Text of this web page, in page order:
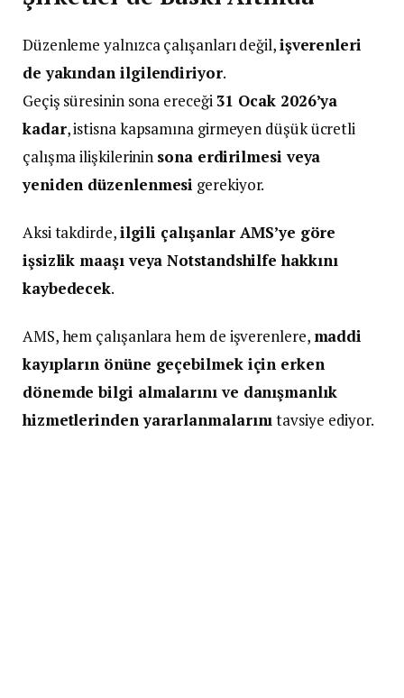
Düzenleme yalnızca çalışanları değil,işverenleri
de yakından ilgilendiriyor.
Geçiş süresinin sona ereceği31 Ocak 2026’ya
kadar, istisna kapsamına girmeyen düşük ücretli
çalışma ilişkilerinin sona erdirilmesi veya
yeniden düzenlenmesi gerekiyor.
Aksi takdirde,ilgili çalışanlar AMS’ye göre
işsizlik maaşı veya Notstandshilfe hakkını
kaybedecek.
AMS, hem çalışanlara hem de işverenlere, maddi
kayıpların önüne geçebilmek için erken
dönemde bilgi almalarını ve danışmanlık
hizmetlerinden yararlanmalarınıtavsiye ediyor.